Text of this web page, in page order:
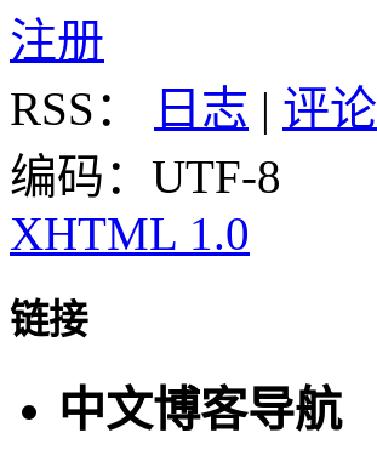
注册
RSS：
日志 | 评论
编码：UTF-8
XHTML 1.0
链接
中文博客导航